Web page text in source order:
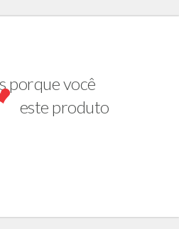
porque você
este produto